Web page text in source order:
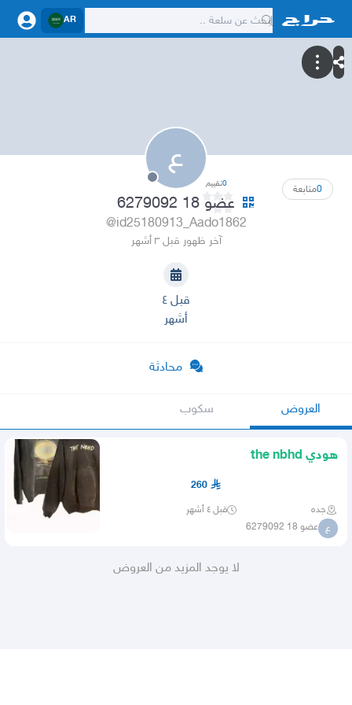
AR
ع
0متابعة 0تقييم
عضو 18 6279092
@id25180913_Aado1862
آخر ظهور قبل ٣ أشهر
قبل ٤
أشهر
محادثة
العروض سكوب
هودي the nbhd
260
جده قبل ٤ أشهر
ع عضو 18 6279092
لا يوجد المزيد من العروض